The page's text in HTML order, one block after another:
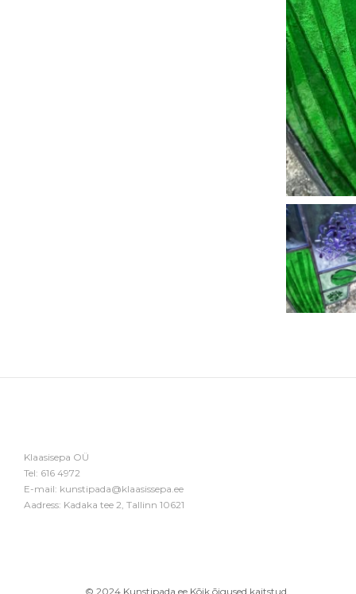
Klaasisepa OÜ
Tel: 616 4972
E-mail: kunstipada@klaasissepa.ee
Aadress: Kadaka tee 2, Tallinn 10621
© 2024 Kunstipada.ee Kõik õigused kaitstud